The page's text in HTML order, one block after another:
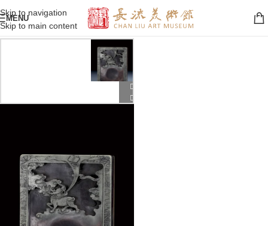
Skip to navigation
Skip to main content
MENU